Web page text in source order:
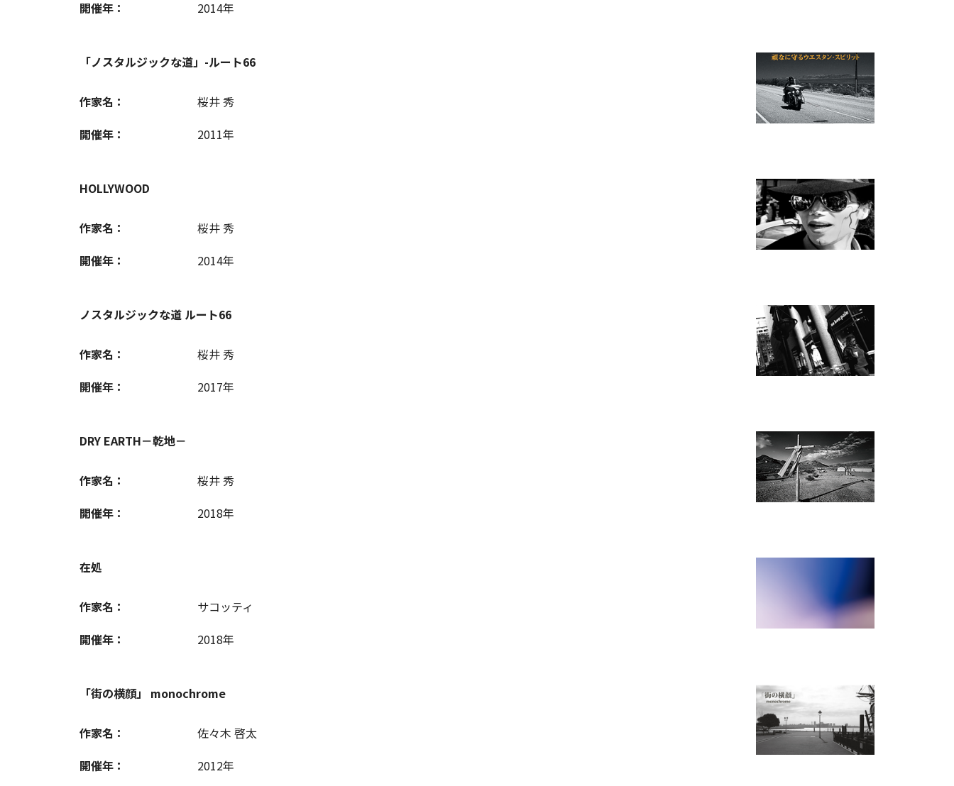
開催年：
2014年
「ノスタルジックな道」-ルート66
作家名：
桜井 秀
開催年：
2011年
HOLLYWOOD
作家名：
桜井 秀
開催年：
2014年
ノスタルジックな道 ルート66
作家名：
桜井 秀
開催年：
2017年
DRY EARTH－乾地－
作家名：
桜井 秀
開催年：
2018年
在処
作家名：
サコッティ
開催年：
2018年
「街の横顔」 monochrome
作家名：
佐々木 啓太
開催年：
2012年